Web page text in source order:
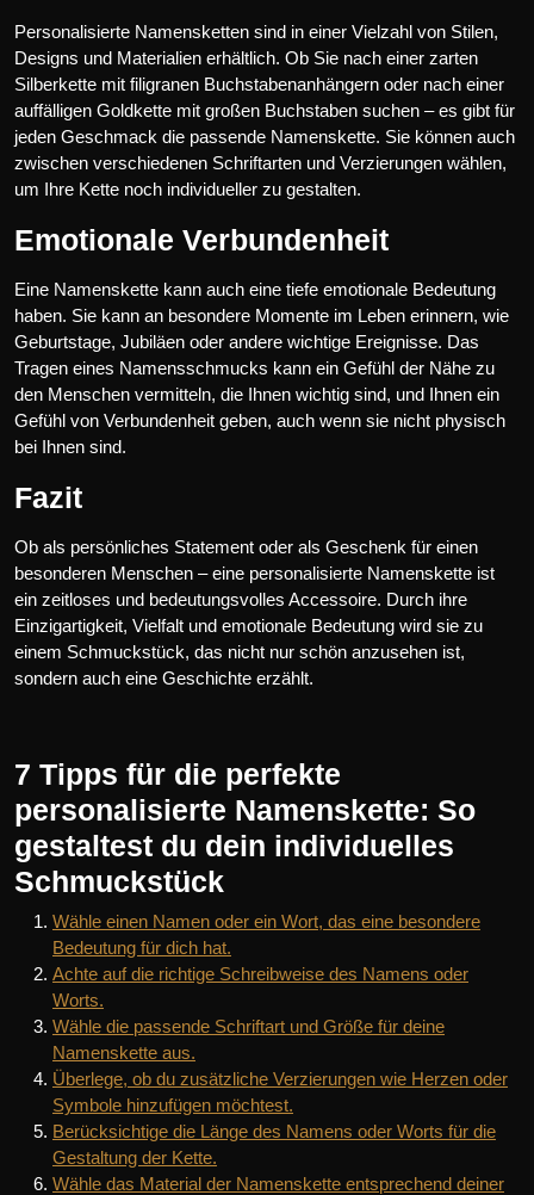
Personalisierte Namensketten sind in einer Vielzahl von Stilen,
Designs und Materialien erhältlich. Ob Sie nach einer zarten
Silberkette mit filigranen Buchstabenanhängern oder nach einer
auffälligen Goldkette mit großen Buchstaben suchen – es gibt für
jeden Geschmack die passende Namenskette. Sie können auch
zwischen verschiedenen Schriftarten und Verzierungen wählen,
um Ihre Kette noch individueller zu gestalten.
Emotionale Verbundenheit
Eine Namenskette kann auch eine tiefe emotionale Bedeutung
haben. Sie kann an besondere Momente im Leben erinnern, wie
Geburtstage, Jubiläen oder andere wichtige Ereignisse. Das
Tragen eines Namensschmucks kann ein Gefühl der Nähe zu
den Menschen vermitteln, die Ihnen wichtig sind, und Ihnen ein
Gefühl von Verbundenheit geben, auch wenn sie nicht physisch
bei Ihnen sind.
Fazit
Ob als persönliches Statement oder als Geschenk für einen
besonderen Menschen – eine personalisierte Namenskette ist
ein zeitloses und bedeutungsvolles Accessoire. Durch ihre
Einzigartigkeit, Vielfalt und emotionale Bedeutung wird sie zu
einem Schmuckstück, das nicht nur schön anzusehen ist,
sondern auch eine Geschichte erzählt.
7 Tipps für die perfekte
personalisierte Namenskette: So
gestaltest du dein individuelles
Schmuckstück
Wähle einen Namen oder ein Wort, das eine besondere
Bedeutung für dich hat.
Achte auf die richtige Schreibweise des Namens oder
Worts.
Wähle die passende Schriftart und Größe für deine
Namenskette aus.
Überlege, ob du zusätzliche Verzierungen wie Herzen oder
Symbole hinzufügen möchtest.
Berücksichtige die Länge des Namens oder Worts für die
Gestaltung der Kette.
Wähle das Material der Namenskette entsprechend deiner